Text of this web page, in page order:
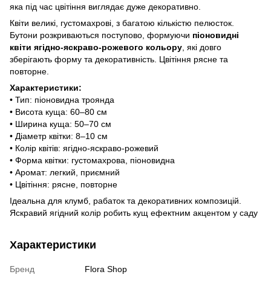
яка під час цвітіння виглядає дуже декоративно.
Квіти великі, густомахрові, з багатою кількістю пелюсток.
Бутони розкриваються поступово, формуючи піоновидні
квіти ягідно-яскраво-рожевого кольору , які довго
зберігають форму та декоративність. Цвітіння рясне та
повторне.
Характеристики:
• Тип: піоновидна троянда
• Висота куща: 60–80 см
• Ширина куща: 50–70 см
• Діаметр квітки: 8–10 см
• Колір квітів: ягідно-яскраво-рожевий
• Форма квітки: густомахрова, піоновидна
• Аромат: легкий, приємний
• Цвітіння: рясне, повторне
Ідеальна для клумб, рабаток та декоративних композицій.
Яскравий ягідний колір робить кущ ефектним акцентом у саду
Характеристики
Бренд Flora Shop